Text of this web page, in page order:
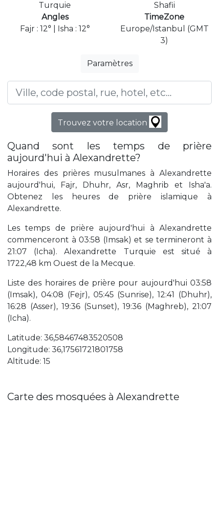
Turquie
Shafii
Angles
Fajr : 12° | Isha : 12°
TimeZone
Europe/Istanbul (GMT
3)
Paramètres
Trouvez votre location
Quand sont les temps de prière
aujourd'hui à Alexandrette?
Horaires des prières musulmanes à Alexandrette
aujourd'hui, Fajr, Dhuhr, Asr, Maghrib et Isha'a.
Obtenez les heures de prière islamique à
Alexandrette.
Les temps de prière aujourd'hui à Alexandrette
commenceront à 03:58 (Imsak) et se termineront à
21:07 (Icha). Alexandrette Turquie est situé à
1722,48 km Ouest de la Mecque.
Liste des horaires de prière pour aujourd'hui 03:58
(Imsak), 04:08 (Fejr), 05:45 (Sunrise), 12:41 (Dhuhr),
16:28 (Asser), 19:36 (Sunset), 19:36 (Maghreb), 21:07
(Icha).
Latitude: 36,58467483520508
Longitude: 36,17561721801758
Altitude: 15
Carte des mosquées à Alexandrette